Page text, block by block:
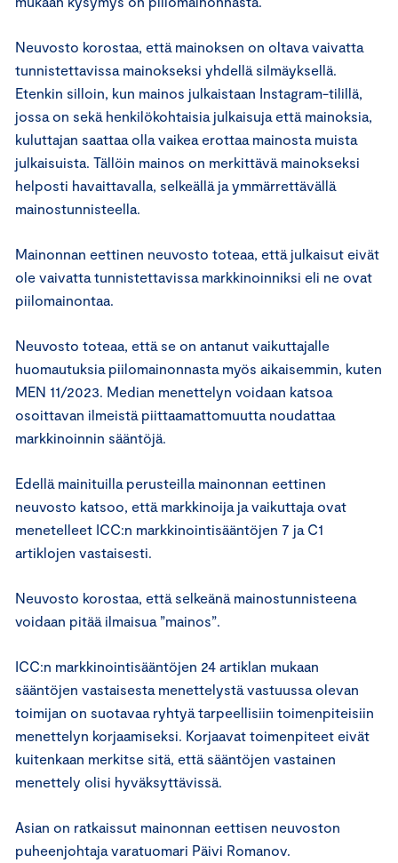
Neuvosto korostaa, että mainoksen on oltava vaivatta
tunnistettavissa mainokseksi yhdellä silmäyksellä.
Etenkin silloin, kun mainos julkaistaan Instagram-tilillä,
jossa on sekä henkilökohtaisia julkaisuja että mainoksia,
kuluttajan saattaa olla vaikea erottaa mainosta muista
julkaisuista. Tällöin mainos on merkittävä mainokseksi
helposti havaittavalla, selkeällä ja ymmärrettävällä
mainostunnisteella.
Mainonnan eettinen neuvosto toteaa, että julkaisut eivät
ole vaivatta tunnistettavissa markkinoinniksi eli ne ovat
piilomainontaa.
Neuvosto toteaa, että se on antanut vaikuttajalle
huomautuksia piilomainonnasta myös aikaisemmin, kuten
MEN 11/2023. Median menettelyn voidaan katsoa
osoittavan ilmeistä piittaamattomuutta noudattaa
markkinoinnin sääntöjä.
Edellä mainituilla perusteilla mainonnan eettinen
neuvosto katsoo, että markkinoija ja vaikuttaja ovat
menetelleet ICC:n markkinointisääntöjen 7 ja C1
artiklojen vastaisesti.
Neuvosto korostaa, että selkeänä mainostunnisteena
voidaan pitää ilmaisua ”mainos”.
ICC:n markkinointisääntöjen 24 artiklan mukaan
sääntöjen vastaisesta menettelystä vastuussa olevan
toimijan on suotavaa ryhtyä tarpeellisiin toimenpiteisiin
menettelyn korjaamiseksi. Korjaavat toimenpiteet eivät
kuitenkaan merkitse sitä, että sääntöjen vastainen
menettely olisi hyväksyttävissä.
Asian on ratkaissut mainonnan eettisen neuvoston
puheenjohtaja varatuomari Päivi Romanov.